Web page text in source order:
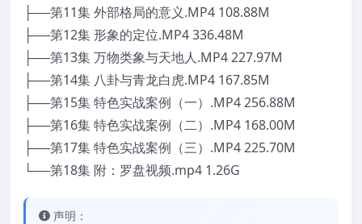
├──第11集 外部格局的意义.MP4 108.88M
├──第12集 形象的定位.MP4 336.48M
├──第13集 万物类象与天地人.MP4 227.97M
├──第14集 八卦与青龙白虎.MP4 167.85M
├──第15集 特色实战案例（一）.MP4 256.88M
├──第16集 特色实战案例（二）.MP4 168.00M
├──第17集 特色实战案例（三）.MP4 225.70M
└──第18集 附：罗盘视频.mp4 1.26G
声明：